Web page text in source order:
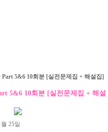
5&6 10회분 [실전문제집 + 해설집]
5&6 10회분 [실전문제집 + 해설
25일